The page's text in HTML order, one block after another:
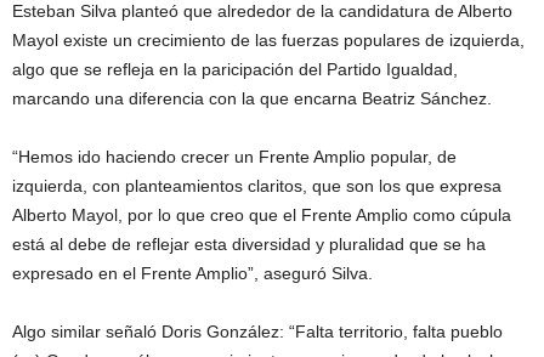
Esteban Silva planteó que alrededor de la candidatura de Alberto
Mayol existe un crecimiento de las fuerzas populares de izquierda,
algo que se refleja en la paricipación del Partido Igualdad,
marcando una diferencia con la que encarna Beatriz Sánchez.
“Hemos ido haciendo crecer un Frente Amplio popular, de
izquierda, con planteamientos claritos, que son los que expresa
Alberto Mayol, por lo que creo que el Frente Amplio como cúpula
está al debe de reflejar esta diversidad y pluralidad que se ha
expresado en el Frente Amplio”, aseguró Silva.
Algo similar señaló Doris González: “Falta territorio, falta pueblo